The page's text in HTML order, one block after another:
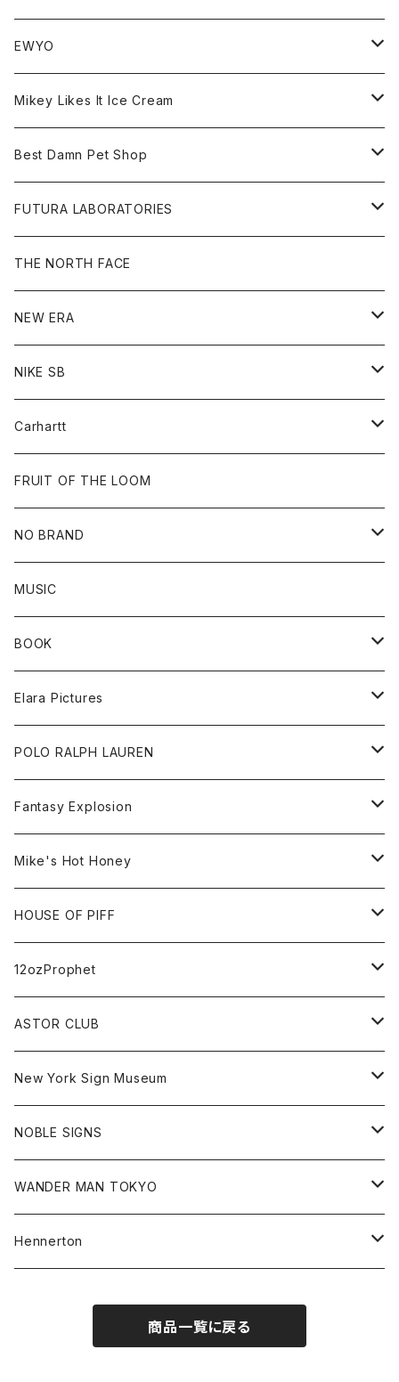
Pants
Beanie
Hoodie
Sweat
Jacket
Cap
Hat
Beanie
Bag
Sweat
Hoodie
Bottoms
Tops
Goods
Tee
Goods
Bag
All
Tee
S/S Tee
L/S Tee
Shirt
Cap
Goods
Hoodie
EWYO
All
Tee
Shirt
Mikey Likes It Ice Cream
Goods
Best Damn Pet Shop
All
Tee
Cap
Goods
FUTURA LABORATORIES
All
Sweat
Goods
THE NORTH FACE
NEW ERA
All
Cap
NIKE SB
All
Beanie
Cap
Carhartt
All
Tee
FRUIT OF THE LOOM
NO BRAND
All
Sweat
Tee
Accessories
Bag
Cap
MUSIC
BOOK
All
inch magazine
BSKT MAG
KAWS
FUTURA
Best Damn Pet Shop
Jonah Schwartz
Elara Pictures
Tee
POLO RALPH LAUREN
All
Shirt
Cap
Fantasy Explosion
All
Tee
Cap
Hoodie
Mike's Hot Honey
All
Sweat
Tee
Goods
Cap
HOUSE OF PIFF
All
Hat
Goods
12ozProphet
All
Tee
Goods
ASTOR CLUB
All
Tee
Shorts
Cap
New York Sign Museum
All
Hoodie
Beanie
NOBLE SIGNS
All
Hoodie
WANDER MAN TOKYO
All
Hennerton
商品一覧に戻る